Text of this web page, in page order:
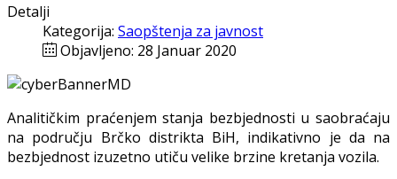
Detalji
Kategorija: Saopštenja za javnost
Objavljeno: 28 Januar 2020
Analitičkim praćenjem stanja bezbjednosti u saobraćaju
na području Brčko distrikta BiH, indikativno je da na
bezbjednost izuzetno utiču velike brzine kretanja vozila.